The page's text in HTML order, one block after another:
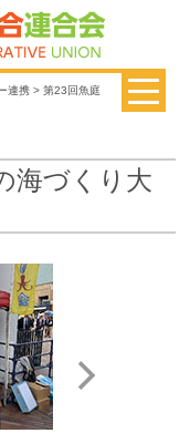
連携> 第23回魚庭
海づくり大